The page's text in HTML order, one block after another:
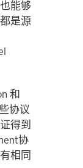
能够
是源
和
协议
得到
协
相同